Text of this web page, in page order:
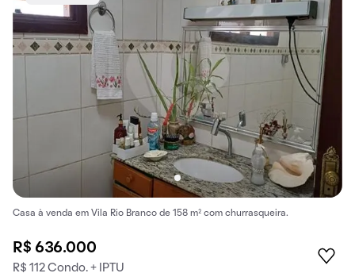
Casa à venda em Vila Rio Branco de 158 m² com churrasqueira.
R$ 636.000
R$ 112 Condo. + IPTU